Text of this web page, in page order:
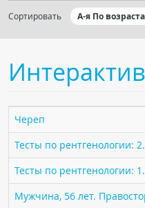
ПАЦИЕНТАМ
Где пройти
Компьютерная
Магнитно-
Сортировать А-я По
Череп
Тесты по рентгенологии:
Тесты по рентгенологии:
Мужчина, 56 лет.